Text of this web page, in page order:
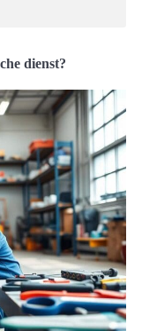
dienst?